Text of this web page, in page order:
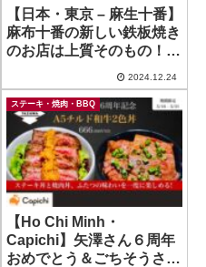
【日本・東京 – 麻生十番】
麻布十番の新しい鉄板焼き
のお店は上質そのもの！お
に！ ~ 三笠会館
TEPPANYAKI 大和 麻布十
2024.12.24
ステーキ・焼肉・BBQ
【Ho Chi Minh・
Capichi】矢澤さん６周年
おめでとう＆ごちそうさま